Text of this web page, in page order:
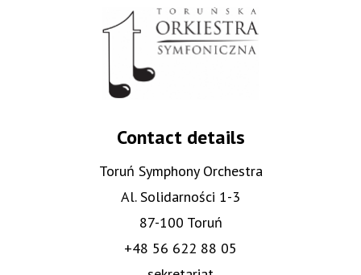
Contact details
Toruń Symphony Orchestra
Al. Solidarności 1-3
87-100 Toruń
+48 56 622 88 05